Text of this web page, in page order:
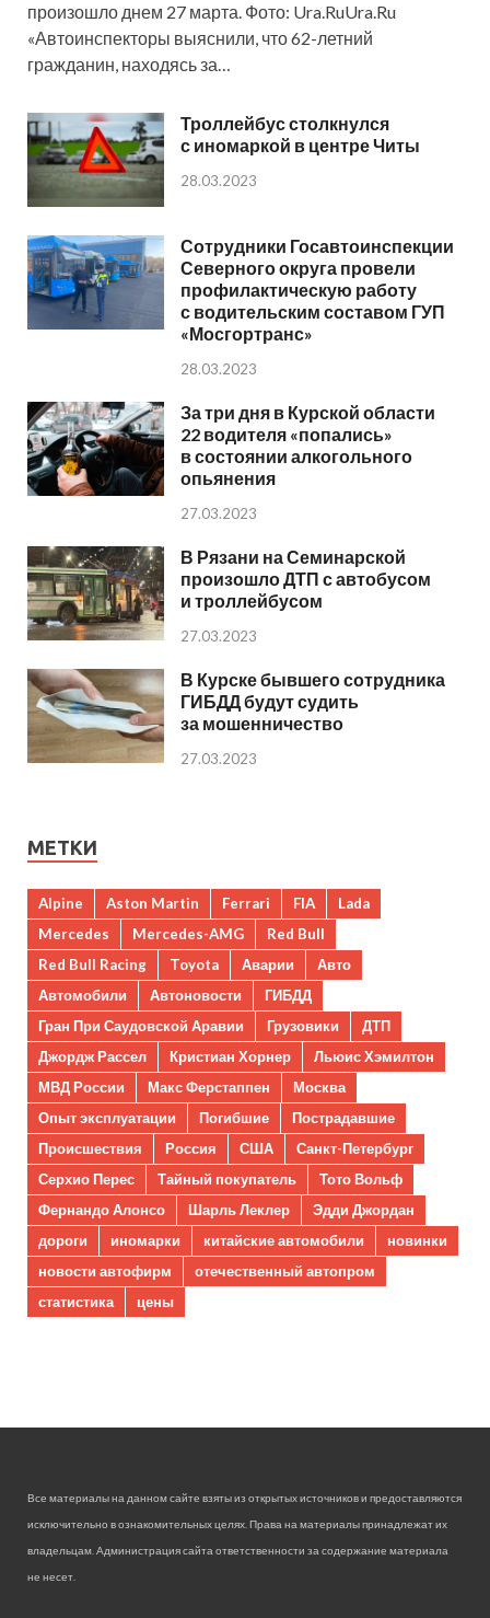
произошло днем 27 марта. Фото: Ura.RuUra.Ru
«Автоинспекторы выяснили, что 62-летний
гражданин, находясь за…
Троллейбус столкнулся
с иномаркой в центре Читы
28.03.2023
Сотрудники Госавтоинспекции
Северного округа провели
профилактическую работу
с водительским составом ГУП
«Мосгортранс»
28.03.2023
За три дня в Курской области
22 водителя «попались»
в состоянии алкогольного
опьянения
27.03.2023
В Рязани на Семинарской
произошло ДТП с автобусом
и троллейбусом
27.03.2023
В Курске бывшего сотрудника
ГИБДД будут судить
за мошенничество
27.03.2023
МЕТКИ
Alpine Aston Martin Ferrari FIA
Lada
Mercedes
Mercedes-AMG
Red Bull
Red Bull Racing
Toyota Аварии
Авто
Автомобили
Автоновости
ГИБДД
Гран При Саудовской Аравии
Грузовики
ДТП
Джордж Рассел
Кристиан Хорнер
Льюис Хэмилтон
МВД России
Макс Ферстаппен
Москва
Опыт эксплуатации
Погибшие
Пострадавшие
Происшествия
Россия США
Санкт-Петербург
Серхио Перес
Тайный покупатель
Тото Вольф
Фернандо Алонсо
Шарль Леклер
Эдди Джордан
дороги
иномарки китайские автомобили
новинки
новости автофирм
отечественный автопром
статистика
цены
Все материалы на данном сайте взяты из открытых источников и предоставляются
исключительно в ознакомительных целях. Права на материалы принадлежат их
владельцам. Администрация сайта ответственности за содержание материала
не несет.